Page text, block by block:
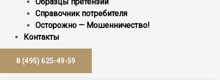
Справочник потребителя
Осторожно — Мошенничество!
Контакты
8 (495) 625-49-59